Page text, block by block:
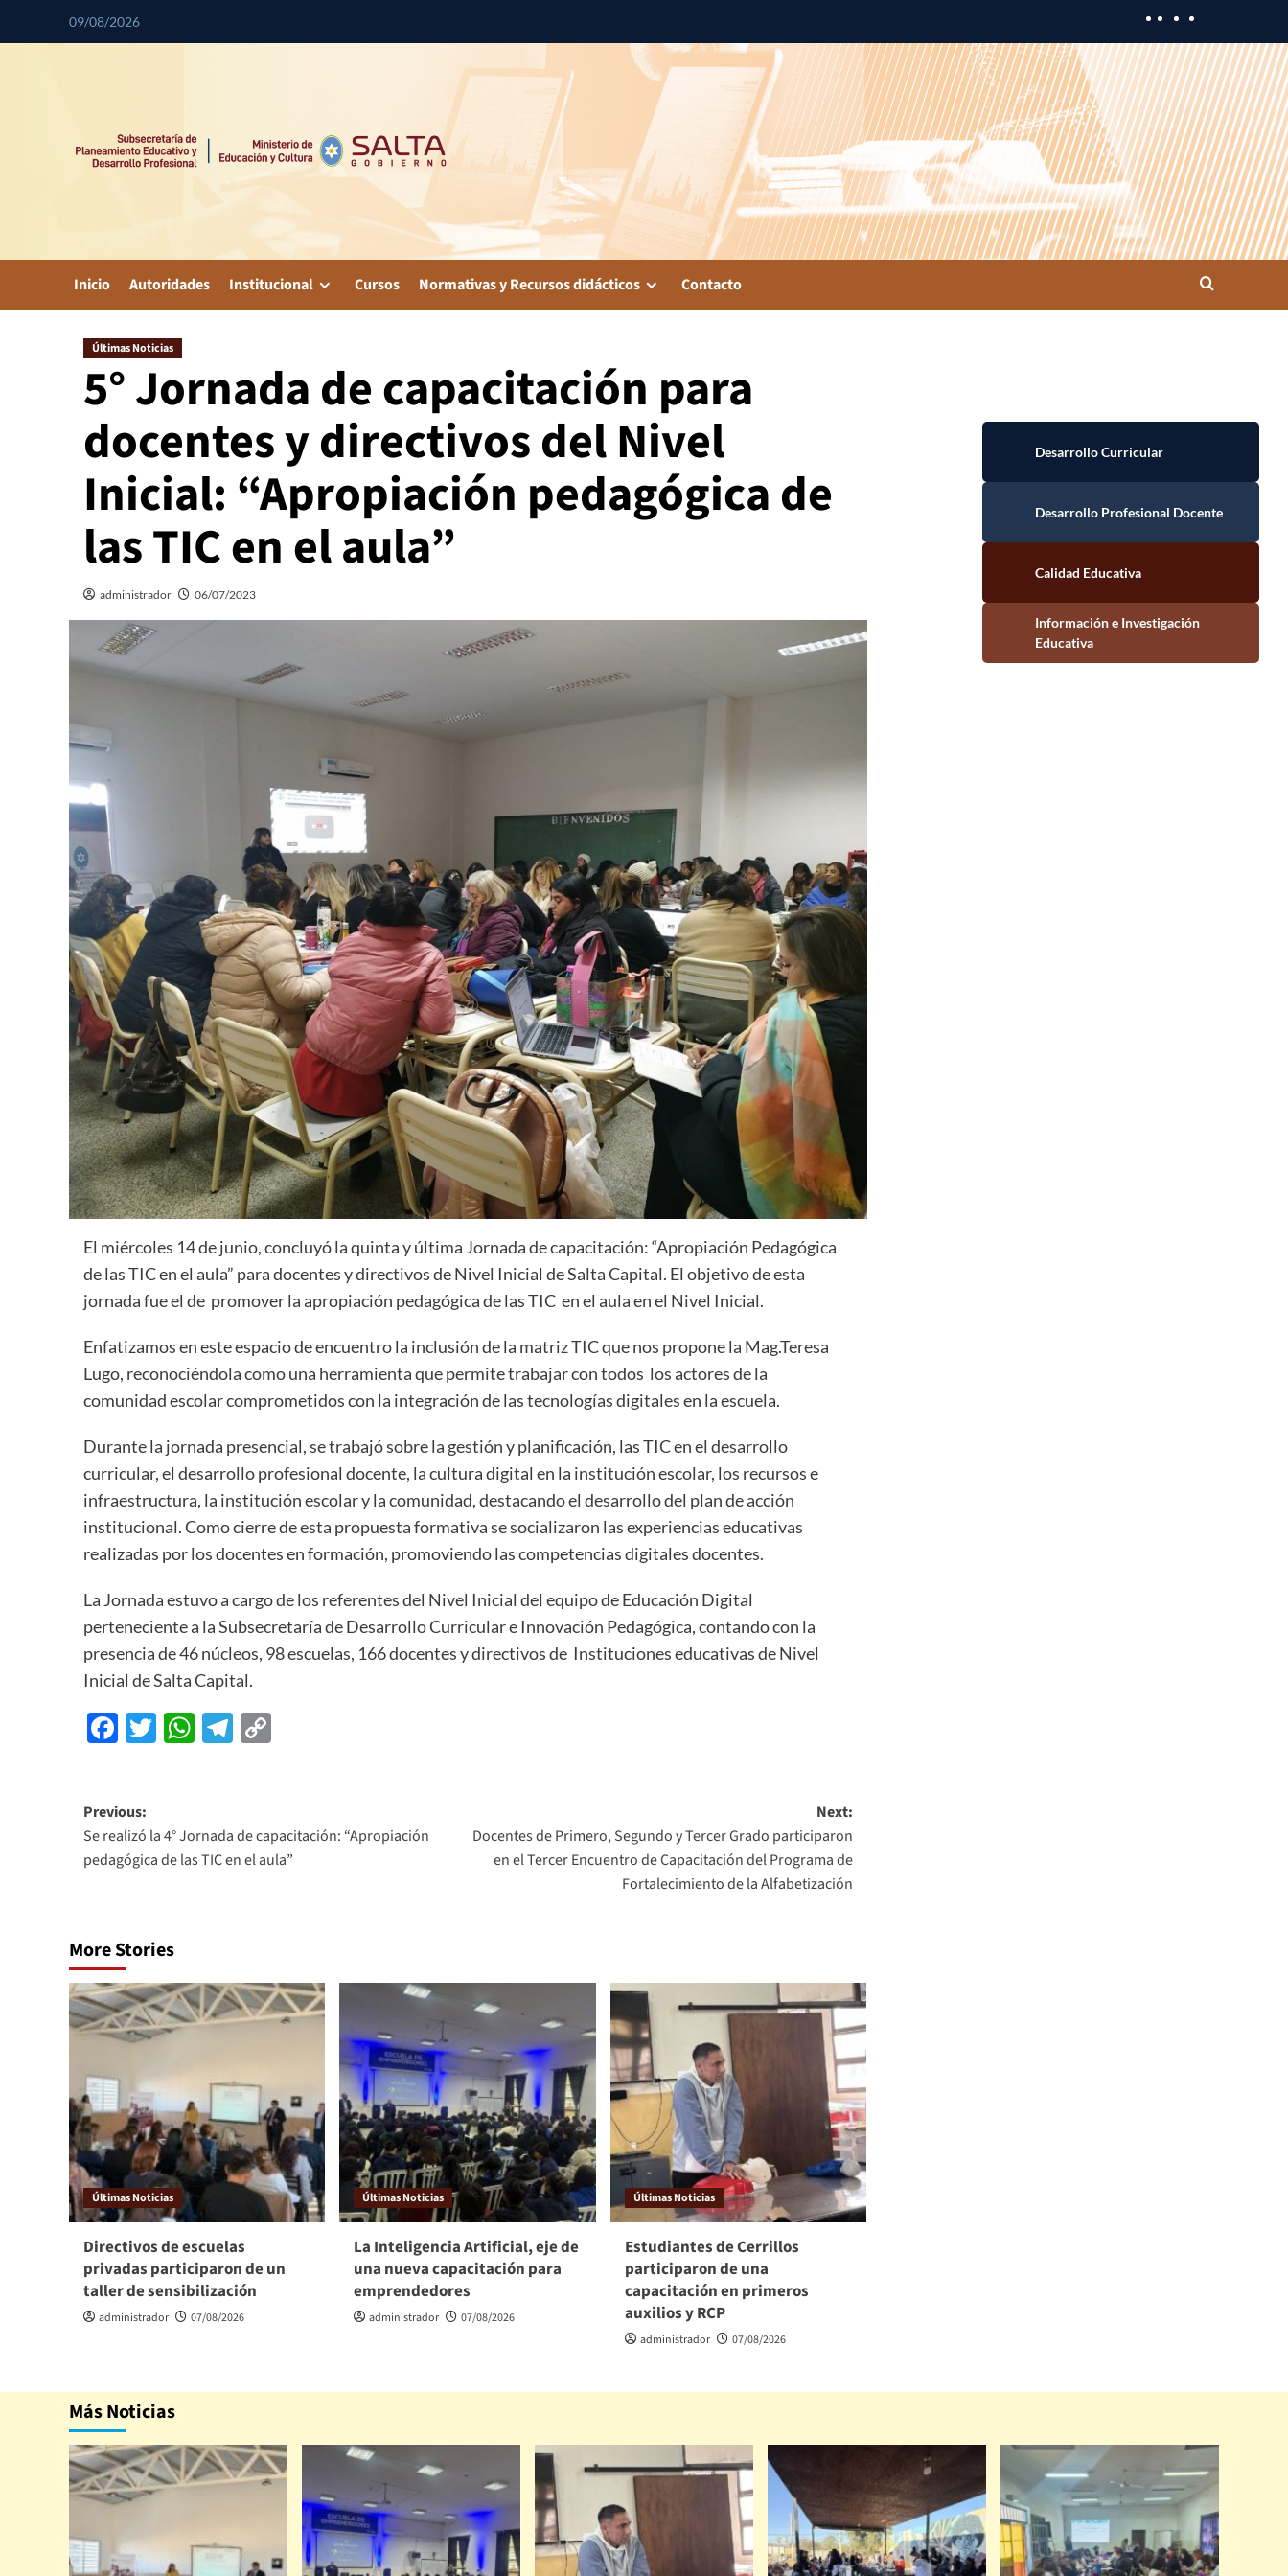
09/08/2026
Inicio Autoridades Institucional Cursos Normativas y Recursos didácticos Contacto
Últimas Noticias
5° Jornada de capacitación para
docentes y directivos del Nivel
Inicial: “Apropiación pedagógica de
las TIC en el aula”
administrador 06/07/2023
El miércoles 14 de junio, concluyó la quinta y última Jornada de capacitación: “Apropiación Pedagógica
de las TIC en el aula” para docentes y directivos de Nivel Inicial de Salta Capital. El objetivo de esta
jornada fue el de promover la apropiación pedagógica de las TIC en el aula en el Nivel Inicial.
Enfatizamos en este espacio de encuentro la inclusión de la matriz TIC que nos propone la Mag.Teresa
Lugo, reconociéndola como una herramienta que permite trabajar con todos los actores de la
comunidad escolar comprometidos con la integración de las tecnologías digitales en la escuela.
Durante la jornada presencial, se trabajó sobre la gestión y planificación, las TIC en el desarrollo
curricular, el desarrollo profesional docente, la cultura digital en la institución escolar, los recursos e
infraestructura, la institución escolar y la comunidad, destacando el desarrollo del plan de acción
institucional. Como cierre de esta propuesta formativa se socializaron las experiencias educativas
realizadas por los docentes en formación, promoviendo las competencias digitales docentes.
La Jornada estuvo a cargo de los referentes del Nivel Inicial del equipo de Educación Digital
perteneciente a la Subsecretaría de Desarrollo Curricular e Innovación Pedagógica, contando con la
presencia de 46 núcleos, 98 escuelas, 166 docentes y directivos de Instituciones educativas de Nivel
Inicial de Salta Capital.
Facebook
Twitter
WhatsApp
Telegram
Previous:
Se realizó la 4° Jornada de capacitación: “Apropiación
pedagógica de las TIC en el aula”
Next:
Docentes de Primero, Segundo y Tercer Grado participaron
en el Tercer Encuentro de Capacitación del Programa de
Fortalecimiento de la Alfabetización
More Stories
Últimas Noticias
Directivos de escuelas
privadas participaron de un
taller de sensibilización
administrador 07/08/2026
Últimas Noticias
La Inteligencia Artificial, eje de
una nueva capacitación para
emprendedores
administrador 07/08/2026
Últimas Noticias
Estudiantes de Cerrillos
participaron de una
capacitación en primeros
auxilios y RCP
administrador 07/08/2026
Información e Investigación Educativa
Más Noticias